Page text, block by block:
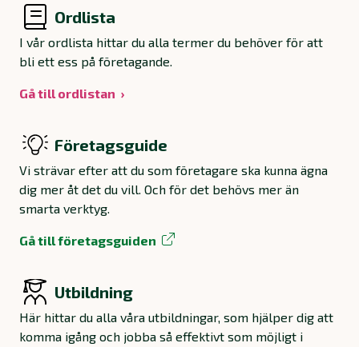
Ordlista
I vår ordlista hittar du alla termer du behöver för att
bli ett ess på företagande.
Gå till ordlistan
Företagsguide
Vi strävar efter att du som företagare ska kunna ägna
dig mer åt det du vill. Och för det behövs mer än
smarta verktyg.
Gå till företagsguiden
Utbildning
Här hittar du alla våra utbildningar, som hjälper dig att
komma igång och jobba så effektivt som möjligt i